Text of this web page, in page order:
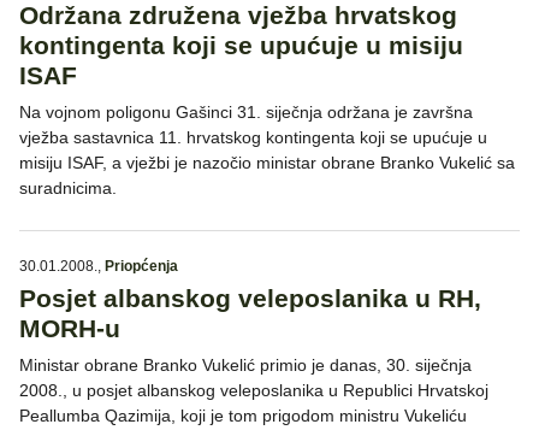
Održana združena vježba hrvatskog
kontingenta koji se upućuje u misiju
ISAF
Na vojnom poligonu Gašinci 31. siječnja održana je završna
vježba sastavnica 11. hrvatskog kontingenta koji se upućuje u
misiju ISAF, a vježbi je nazočio ministar obrane Branko Vukelić sa
suradnicima.
30.01.2008., Priopćenja
Posjet albanskog veleposlanika u RH,
MORH-u
Ministar obrane Branko Vukelić primio je danas, 30. siječnja
2008., u posjet albanskog veleposlanika u Republici Hrvatskoj
Peallumba Qazimija, koji je tom prigodom ministru Vukeliću